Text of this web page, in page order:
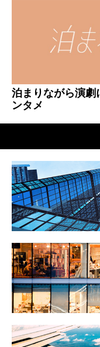
泊まりながら演
ンタメ